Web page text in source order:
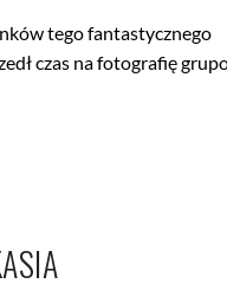
tego fantastycznego
czas na fotografię